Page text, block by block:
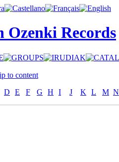
Ozenki Records
to content
D E F G H I J K L M N